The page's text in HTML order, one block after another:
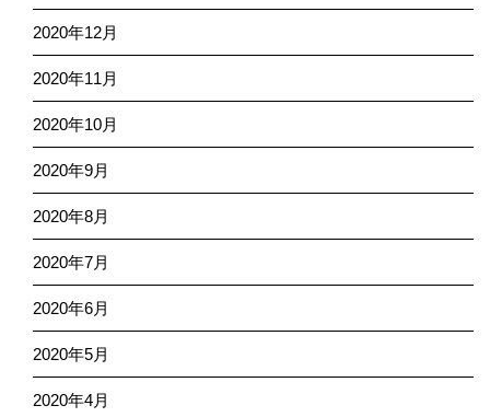
2020年12月
2020年11月
2020年10月
2020年9月
2020年8月
2020年7月
2020年6月
2020年5月
2020年4月